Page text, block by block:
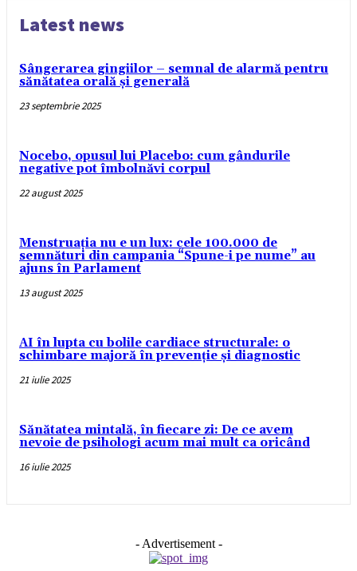
Latest news
Sângerarea gingiilor – semnal de alarmă pentru
sănătatea orală și generală
23 septembrie 2025
Nocebo, opusul lui Placebo: cum gândurile
negative pot îmbolnăvi corpul
22 august 2025
Menstruația nu e un lux: cele 100.000 de
semnături din campania “Spune-i pe nume” au
ajuns în Parlament
13 august 2025
AI în lupta cu bolile cardiace structurale: o
schimbare majoră în prevenție și diagnostic
21 iulie 2025
Sănătatea mintală, în fiecare zi: De ce avem
nevoie de psihologi acum mai mult ca oricând
16 iulie 2025
- Advertisement -